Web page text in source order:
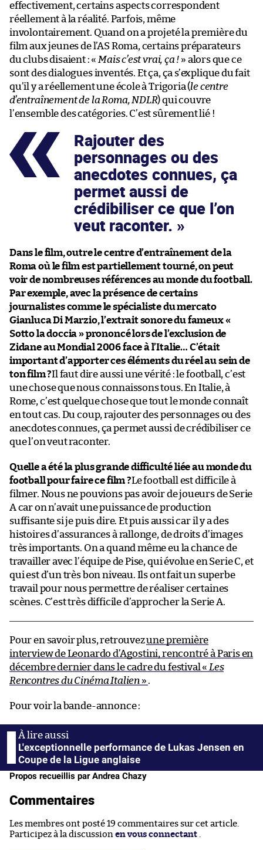
effectivement, certains aspects correspondent
réellement à la réalité. Parfois, même
involontairement. Quand on a projeté la première du
film aux jeunes de l’AS Roma, certains préparateurs
du clubs disaient : « Mais c’est vrai, ça ! » alors que ce
sont des dialogues inventés. Et ça, ça s’explique du fait
qu’il y a réellement une école à Trigoria (le centre
d’entraînement de la Roma, NDLR) qui couvre
l’ensemble des catégories. C’est sûrement lié !
Rajouter des
personnages ou des
anecdotes connues, ça
permet aussi de
crédibiliser ce que l’on
veut raconter.
Dans le film, outre le centre d’entraînement de la
Roma où le film est partiellement tourné, on peut
voir de nombreuses références au monde du football.
Par exemple, avec la présence de certains
journalistes comme le spécialiste du mercato
Gianluca Di Marzio, l’extrait sonore du fameux «
Sotto la doccia » prononcé lors de l’exclusion de
Zidane au Mondial 2006 face à l’Italie… C’était
important d’apporter ces éléments du réel au sein de
ton film ?Il faut dire aussi une vérité : le football, c’est
une chose que nous connaissons tous. En Italie, à
Rome, c’est quelque chose que tout le monde connaît
en tout cas. Du coup, rajouter des personnages ou des
anecdotes connues, ça permet aussi de crédibiliser ce
que l’on veut raconter.
Quelle a été la plus grande difficulté liée au monde du
football pour faire ce film ?Le football est difficile à
filmer. Nous ne pouvions pas avoir de joueurs de Serie
A car on n’avait une puissance de production
suffisante si je puis dire. Et puis aussi car il y a des
histoires d’assurances à rallonge, de droits d’images
très importants. On a quand même eu la chance de
travailler avec l’équipe de Pise, qui évolue en Serie C, et
qui est d’un très bon niveau. Ils ont fait un superbe
travail pour nous permettre de réaliser certaines
scènes. C’est très difficile d’approcher la Serie A.
Pour en savoir plus, retrouvezune première
interview de Leonardo d’Agostini, rencontré à Paris en
décembre dernier dans le cadre du festival « Les
Rencontres du Cinéma Italien» .
Pour voir la bande-annonce :
L'exceptionnelle performance de Lukas Jensen en
Coupe de la Ligue anglaise
Propos recueillis par Andrea Chazy
Commentaires
Les membres ont posté 19 commentaires sur cet article.
Participez à la discussion en vous connectant .